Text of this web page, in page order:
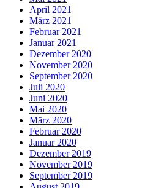
April 2021
März 2021
Februar 2021
Januar 2021
Dezember 2020
November 2020
September 2020
Juli 2020
Juni 2020
Mai 2020
März 2020
Februar 2020
Januar 2020
Dezember 2019
November 2019
September 2019